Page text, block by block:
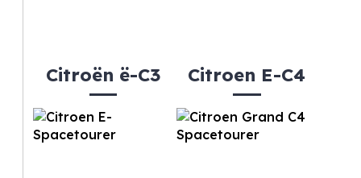
Citroën ë-C3 Citroen E-C4